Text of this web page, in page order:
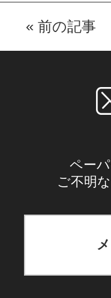
« 前の記事
ペー
ご不明